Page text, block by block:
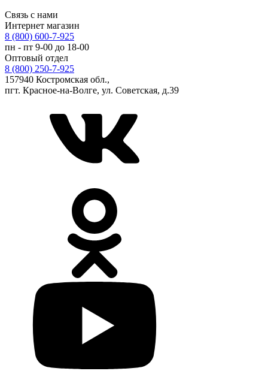
Связь с нами
Интернет магазин
8 (800) 600-7-925
пн - пт 9-00 до 18-00
Оптовый отдел
8 (800) 250-7-925
157940 Костромская обл.,
пгт. Красное-на-Волге, ул. Советская, д.39